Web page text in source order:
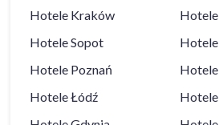
Hotele Kraków Hotele
HoteleSopot Hotele
Hotele Poznań Hotele
HoteleŁódź Hotele